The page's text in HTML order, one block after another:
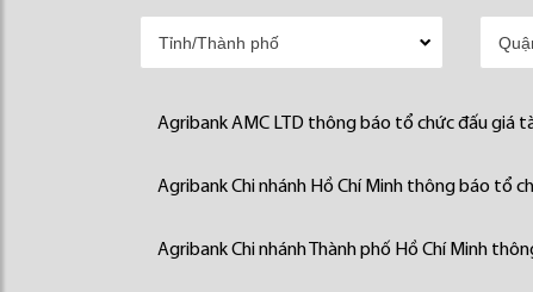
Agribank AMC LTD thông báo tổ chức đấu giá
Agribank Chi nhánh Hồ Chí Minh thông báo tổ
Agribank Chi nhánh Thành phố Hồ Chí Minh